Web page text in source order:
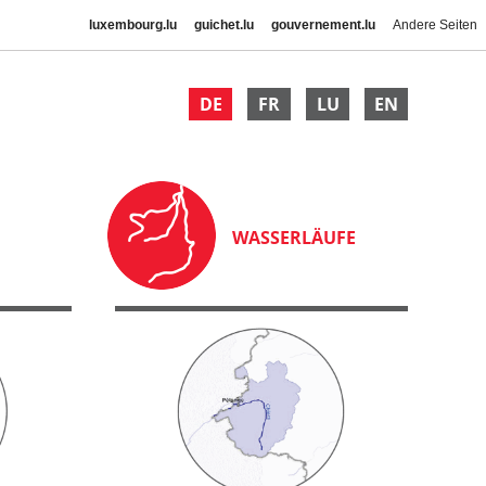
luxembourg.lu guichet.lu gouvernement.lu Andere Seiten
DE FR LU EN
WASSERLÄUFE